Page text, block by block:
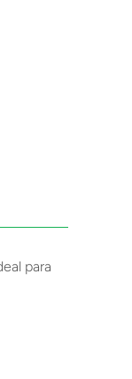
para